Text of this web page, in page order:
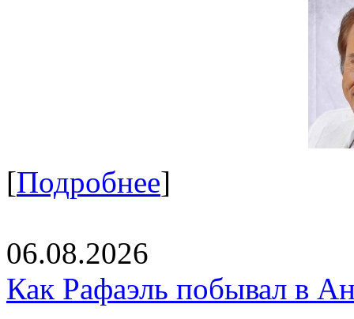
[Подробнее]
06.08.2026
Как Рафаэль побывал в